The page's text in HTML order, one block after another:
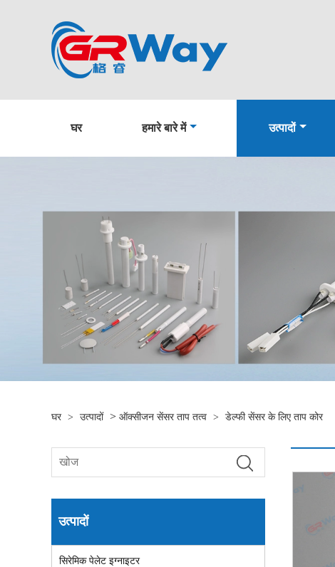
घर हमारे बारे में उत्पादों
घर > उत्पादों > ऑक्सीजन सेंसर ताप तत्व > डेल्फी सेंसर के लिए ताप कोर
उत्पादों
सिरेमिक पेलेट इग्नाइटर